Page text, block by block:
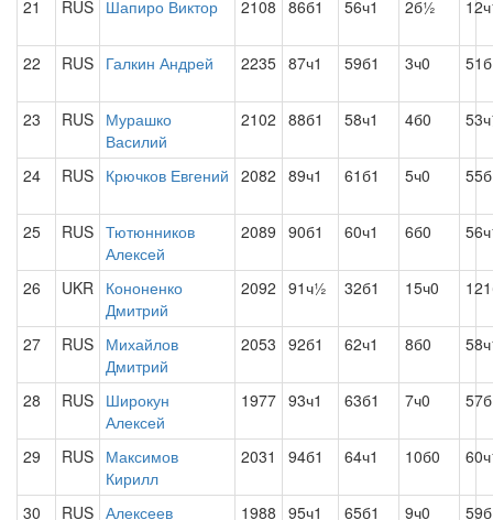
21 RUS Шапиро Виктор 2108 86б1 56ч1 2б½
22 RUS Галкин Андрей 2235 87ч1 59б1 3ч0
23 RUS Мурашко
Василий
2102 88б1 58ч1 4б0
24 RUS Крючков Евгений 2082 89ч1 61б1 5ч0
25 RUS Тютюнников
Алексей
2089 90б1 60ч1 6б0
26 UKR Кононенко
Дмитрий
2092 91ч½ 32б1 15ч0
27 RUS Михайлов
Дмитрий
2053 92б1 62ч1 8б0
28 RUS Широкун
Алексей
1977 93ч1 63б1 7ч0
29 RUS Максимов
Кирилл
2031 94б1 64ч1 10б0
30 RUS Алексеев
1988 95ч1 65б1 9ч0